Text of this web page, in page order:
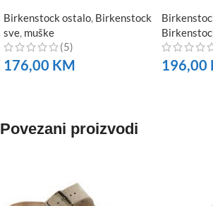
Birkenstock ostalo Birkenstock
sve muške
(5)
176,00 KM 196,00
Povezani proizvodi